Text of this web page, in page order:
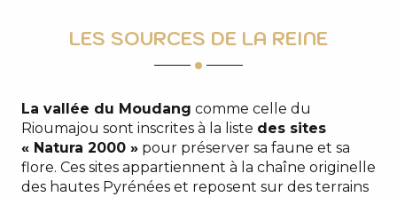
LES SOURCES DE LA REINE
La vallée du Moudang comme celle du
Rioumajou sont inscrites à la liste des sites
« Natura 2000 » pour préserver sa faune et sa
flore. Ces sites appartiennent à la chaîne originelle
des hautes Pyrénées et reposent sur des terrains